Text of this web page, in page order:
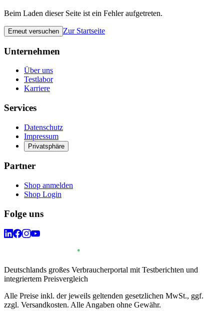
Beim Laden dieser Seite ist ein Fehler aufgetreten.
Erneut versuchen Zur Startseite
Unternehmen
Über uns
Testlabor
Karriere
Services
Datenschutz
Impressum
Privatsphäre
Partner
Shop anmelden
Shop Login
Folge uns
Deutschlands großes Verbraucherportal mit Testberichten und
integriertem Preisvergleich
Alle Preise inkl. der jeweils geltenden gesetzlichen MwSt., ggf.
zzgl. Versandkosten. Alle Angaben ohne Gewähr.